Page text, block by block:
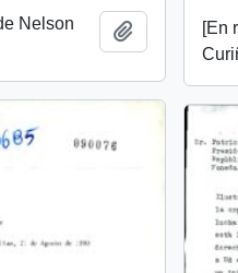
[En
Nelson
Añadir al